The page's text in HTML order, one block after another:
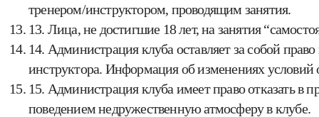
тренером/инструктором, проводящим занятия.
13. Лица, не достигшие 18 лет, на занятия
14. Администрация клуба оставляет за собой
инструктора. Информация об изменениях
15. Администрация клуба имеет право отказать в
поведением недружественную атмосферу в клубе.